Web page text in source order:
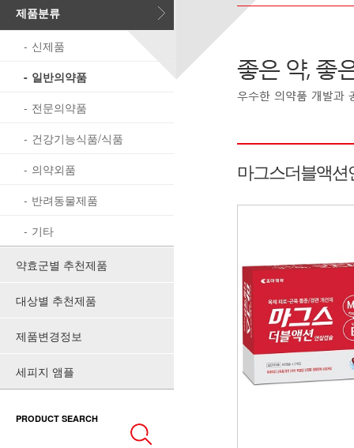
제품분류
신제품
일반의약품
전문의약품
건강기능식품/식품
의약외품
반려동물제품
기타
약효군별 추천제품
대상별 추천제품
제품변경정보
세피지 앰플
PRODUCT SEARCH
마그스더블액션